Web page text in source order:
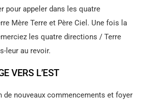
pour appeler dans les quatre
Mère Terre et Père Ciel. Une fois la
les quatre directions / Terre
leur au revoir.
VERS L’EST
de nouveaux commencements et foyer